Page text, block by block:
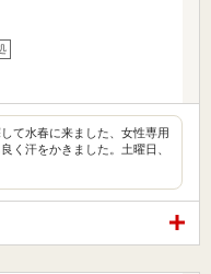
て水春に来ました、女性専用
く汗をかきました。土曜日、